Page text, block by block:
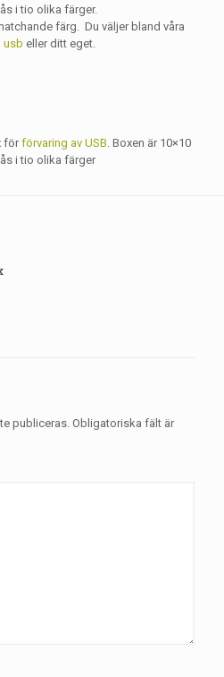
i tio olika färger.
färg. Du väljer bland våra
usb eller ditt eget.
förförvaring av USB. Boxen är 10×10
i tio olika färger
publiceras.Obligatoriska fält är